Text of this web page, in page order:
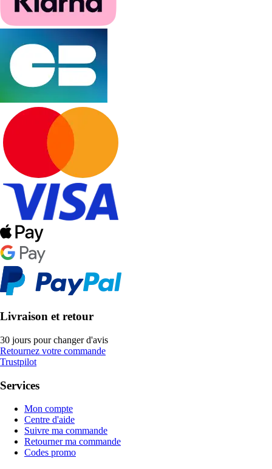
Livraison et retour
30 jours pour changer d'avis
Retournez votre commande
Trustpilot
Services
Mon compte
Centre d'aide
Suivre ma commande
Retourner ma commande
Codes promo